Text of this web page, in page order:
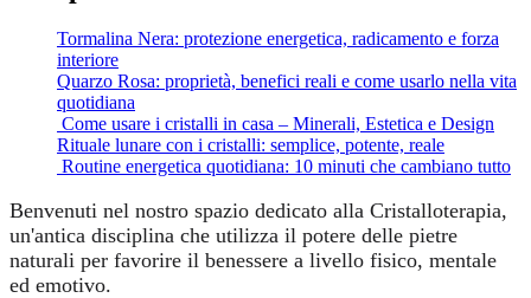
Tormalina Nera: protezione energetica, radicamento e forza
interiore
Quarzo Rosa: proprietà, benefici reali e come usarlo nella vita
quotidiana
Come usare i cristalli in casa – Minerali, Estetica e Design
Rituale lunare con i cristalli: semplice, potente, reale
Routine energetica quotidiana: 10 minuti che cambiano tutto
Benvenuti nel nostro spazio dedicato alla Cristalloterapia,
un'antica disciplina che utilizza il potere delle pietre
naturali per favorire il benessere a livello fisico, mentale
ed emotivo.